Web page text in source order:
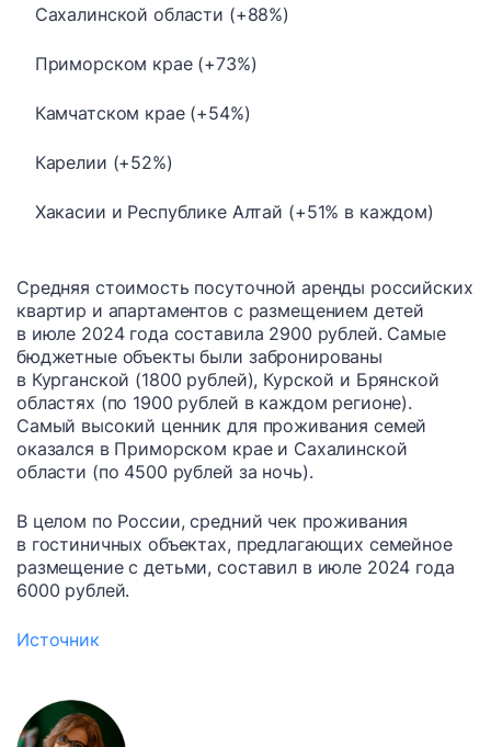
Сахалинской области (+88%)
Приморском крае (+73%)
Камчатском крае (+54%)
Карелии (+52%)
Хакасии и Республике Алтай (+51% в каждом)
Средняя стоимость посуточной аренды российских
квартир и апартаментов с размещением детей
в июле 2024 года составила 2900 рублей. Самые
бюджетные объекты были забронированы
в Курганской (1800 рублей), Курской и Брянской
областях (по 1900 рублей в каждом регионе).
Самый высокий ценник для проживания семей
оказался в Приморском крае и Сахалинской
области (по 4500 рублей за ночь).
В целом по России, средний чек проживания
в гостиничных объектах, предлагающих семейное
размещение с детьми, составил в июле 2024 года
6000 рублей.
Источник